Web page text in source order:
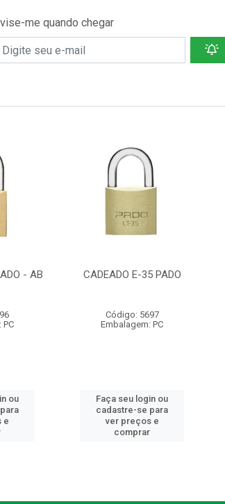
me quando chegar
- AB
PC
ou
e
CADEADO E-35 PADO
Código: 5697
Embalagem: PC
Faça seu login ou
cadastre-se para
ver preços e
comprar